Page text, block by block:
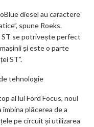
diesel au caractere
spune Roeks.
ST se potrivește perfect
și este o parte
ST”.
tehnologie
al lui Ford Focus, noul
plăcerea de a
pe circuit și utilizarea